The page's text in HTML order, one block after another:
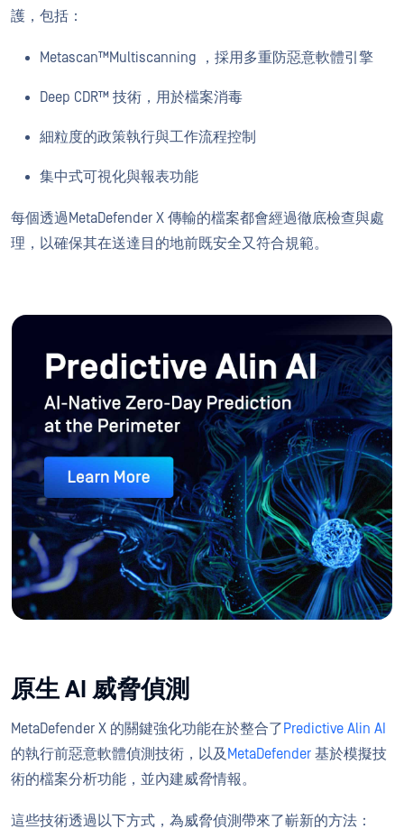
護，包括：
Metascan™Multiscanning ，採用多重防惡意軟體引擎
Deep CDR™ 技術，用於檔案消毒
細粒度的政策執行與工作流程控制
集中式可視化與報表功能
每個透過MetaDefender X 傳輸的檔案都會經過徹底檢查與處
理，以確保其在送達目的地前既安全又符合規範。
OPSWAT Alin AI
原生 AI 威脅偵測
MetaDefender X 的關鍵強化功能在於整合了 Predictive Alin AI
的執行前惡意軟體偵測技術，以及 MetaDefender 基於模擬技
術的檔案分析功能，並內建威脅情報。
這些技術透過以下方式，為威脅偵測帶來了嶄新的方法：